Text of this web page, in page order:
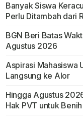
Banyak Siswa
Perlu Ditambah dari
BGN Beri Batas
Agustus 2026
Aspirasi Mahasiswa
Langsung ke Alor
Hingga Agustus
Hak PVT untuk